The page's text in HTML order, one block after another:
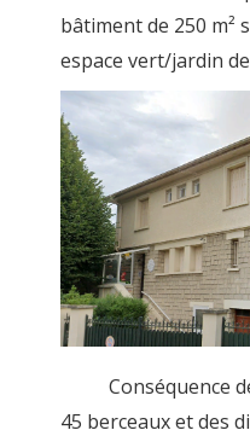
bâtiment de 250 m²
espace vert/jardin de
Conséquence de
45 berceaux et des